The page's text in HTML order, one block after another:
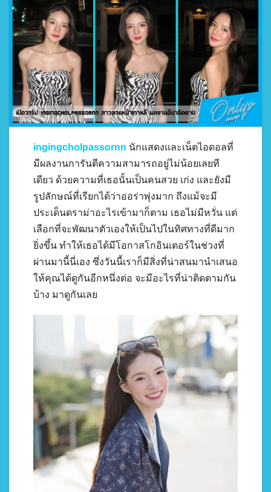
ingingcholpassornn นักแสดงและเน็ตไอดอลที่
มีผลงานการันตีความสามารถอยู่ไม่น้อยเลยที
เดียว ด้วยความที่เธอนั้นเป็นคนสวย เก่ง และยังมี
รูปลักษณ์ที่เรียกได้ว่าออร่าพุ่งมาก ถึงแม้จะมี
ประเด็นดราม่าอะไรเข้ามาก็ตาม เธอไม่มีหวั่น แต่
เลือกที่จะพัฒนาตัวเองให้เป็นไปในทิศทางที่ดีมาก
ยิ่งขึ้น ทำให้เธอได้มีโอกาสโกอินเตอร์ในช่วงที่
ผ่านมานี้นี่เอง ซึ่งวันนี้เราก็มีสิ่งที่น่าสนมานำเสนอ
ให้คุณได้ดูกันอีกหนึ่งต่อ จะมีอะไรที่น่าติดตามกัน
บ้าง มาดูกันเลย